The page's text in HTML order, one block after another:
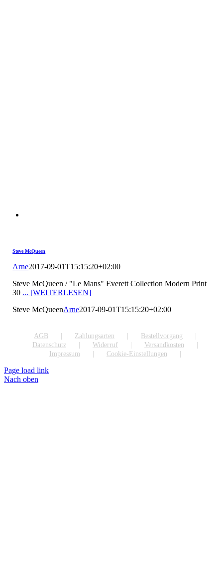
Steve McQueen
Arne2017-09-01T15:15:20+02:00
Steve McQueen / "Le Mans" Everett Collection Modern Print
30 ... [WEITERLESEN]
Steve McQueenArne2017-09-01T15:15:20+02:00
AGB Zahlungsarten
Bestellvorgang
Datenschutz
Widerruf
Versandkosten
Impressum
Cookie-Einstellungen
Page load link
Nach oben